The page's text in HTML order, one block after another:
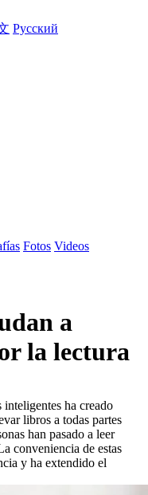
Русский
Fotos Videos
a
la lectura
ha creado
libros a todas partes
han pasado a leer
conveniencia de estas
y ha extendido el